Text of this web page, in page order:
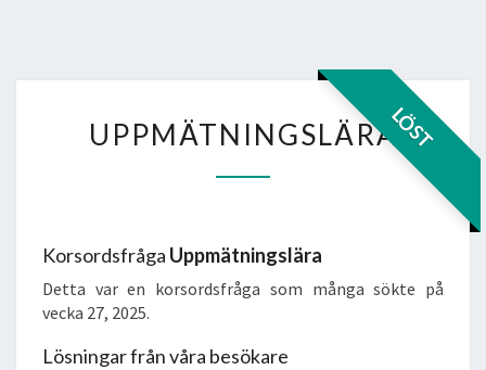
LÖST
UPPMÄTNINGSLÄRA
UPPMÄTNINGSLÄRA
Korsordsfråga Uppmätningslära
Detta var en korsordsfråga som många sökte på
vecka 27, 2025.
Lösningar från våra besökare